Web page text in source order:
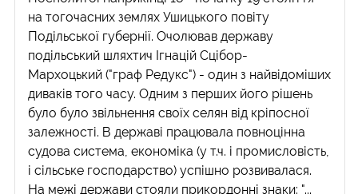
на тогочасних землях Ушицького повіту
Подільської губернії. Очолював державу
подільський шляхтич Ігнацій Сцібор-
Мархоцький ("граф Редукс") - один з найвідоміших
диваків того часу. Одним з перших його рішень
було було звільнення своїх селян від кріпосної
залежності. В державі працювала повноцінна
судова система, економіка (у т.ч. і промисловість,
і сільське господарство) успішно розвивалася.
На межі держави стояли прикордонні знаки: "...